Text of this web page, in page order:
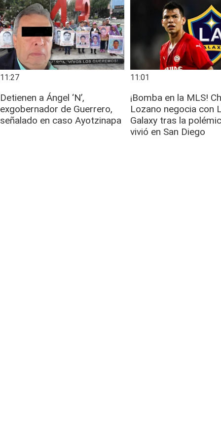
11:27
Detienen a Ángel ‘N’,
exgobernador de Guerrero,
señalado en caso Ayotzinapa
11:01
¡Bomba en la MLS!
Lozano negocia con
Galaxy tras la
vivió en San Diego